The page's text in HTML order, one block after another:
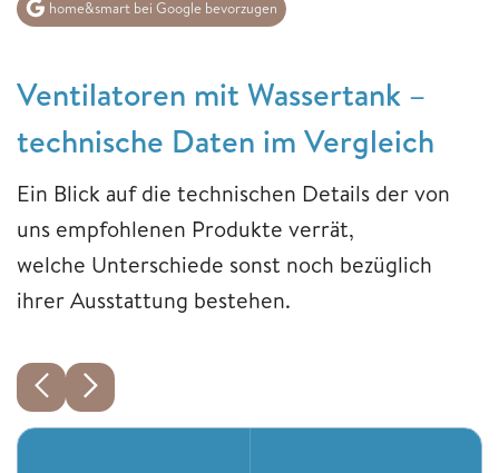
home&smart bei Google bevorzugen
Ventilatoren mit Wassertank –
technische Daten im Vergleich
Ein Blick auf die technischen Details der von
uns empfohlenen Produkte verrät,
welche Unterschiede sonst noch bezüglich
ihrer Ausstattung bestehen.